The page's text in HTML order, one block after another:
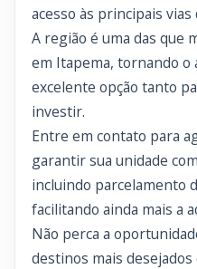
acesso às principais vias
A região é uma das que
em Itapema, tornando o
excelente opção tanto
investir.
Entre em contato para
garantir sua unidade
incluindo parcelamento
facilitando ainda mais a
Não perca a
destinos mais desejados